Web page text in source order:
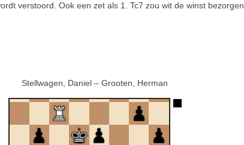
verstoord. Ook een zet als 1. Tc7 zou wit de winst bezorgen.
Stellwagen, Daniel – Grooten, Herman